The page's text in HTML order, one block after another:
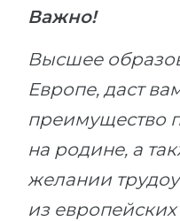
Важно!
Высшее
Европе, даст
преимущество
на родине, а
желании
из европейских